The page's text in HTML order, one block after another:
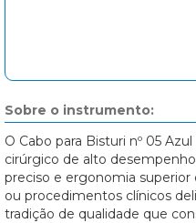
Sobre o instrumento:
O Cabo para Bisturi nº 05
cirúrgico de alto
preciso e ergonomia
ou procedimentos clínicos
tradição de qualidade que